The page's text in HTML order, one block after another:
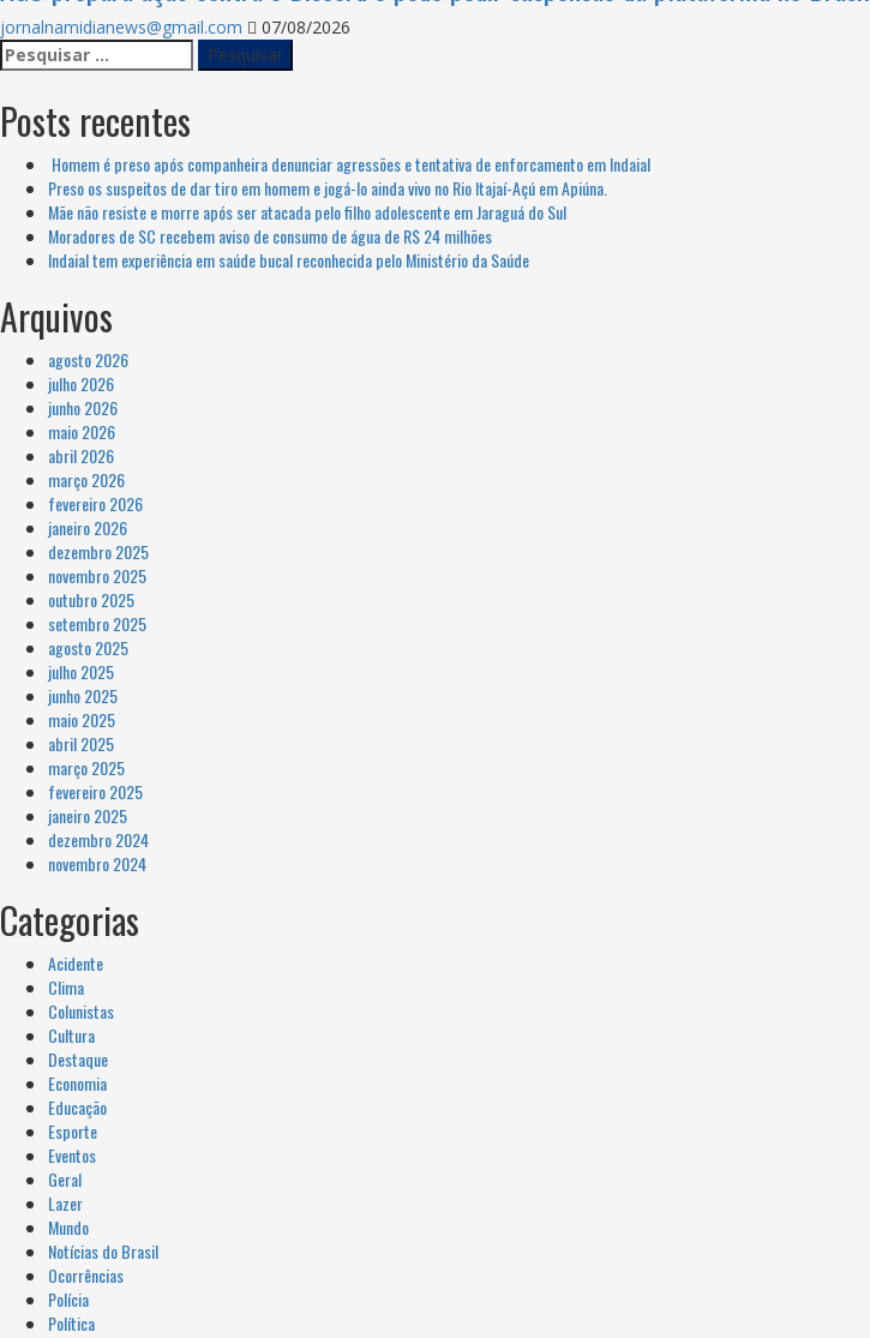
jornalnamidianews@gmail.com 07/08/2026
Posts recentes
Homem é preso após companheira denunciar agressões e tentativa de enforcamento em Indaial
Preso os suspeitos de dar tiro em homem e jogá-lo ainda vivo no Rio Itajaí-Açú em Apiúna.
Mãe não resiste e morre após ser atacada pelo filho adolescente em Jaraguá do Sul
Moradores de SC recebem aviso de consumo de água de R$ 24 milhões
Indaial tem experiência em saúde bucal reconhecida pelo Ministério da Saúde
Arquivos
agosto 2026
julho 2026
junho 2026
maio 2026
abril 2026
março 2026
fevereiro 2026
janeiro 2026
dezembro 2025
novembro 2025
outubro 2025
setembro 2025
agosto 2025
julho 2025
junho 2025
maio 2025
abril 2025
março 2025
fevereiro 2025
janeiro 2025
dezembro 2024
novembro 2024
Categorias
Acidente
Clima
Colunistas
Cultura
Destaque
Economia
Educação
Esporte
Eventos
Geral
Lazer
Mundo
Notícias do Brasil
Ocorrências
Polícia
Política